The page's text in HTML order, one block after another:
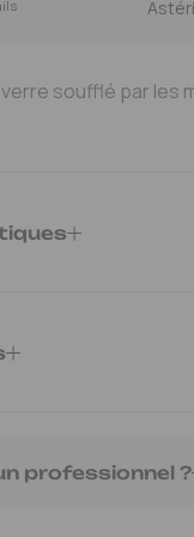
Astéri
soufflé par les
max
professionnel ?